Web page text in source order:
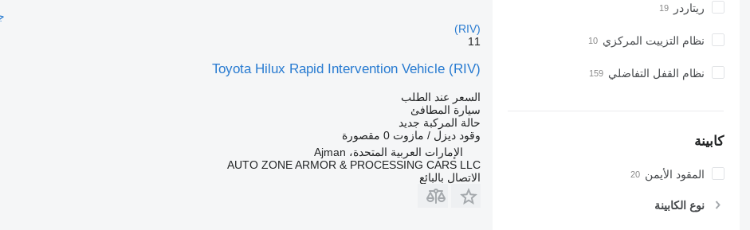
ريتاردر
نظام التزييت المركزي
نظام القفل التفاضلي
كابينة
المقود الأيمن
نوع الكابينة
(RIV)
11
Toyota Hilux Rapid Intervention Vehicle (RIV)
السعر عند الطلب
سيارة المطافئ
حالة المركبة جديد
وقود ديزل / مازوت 0 مقصورة
الإمارات العربية المتحدة، Ajman
AUTO ZONE ARMOR & PROCESSING CARS LLC
الاتصال بالبائع